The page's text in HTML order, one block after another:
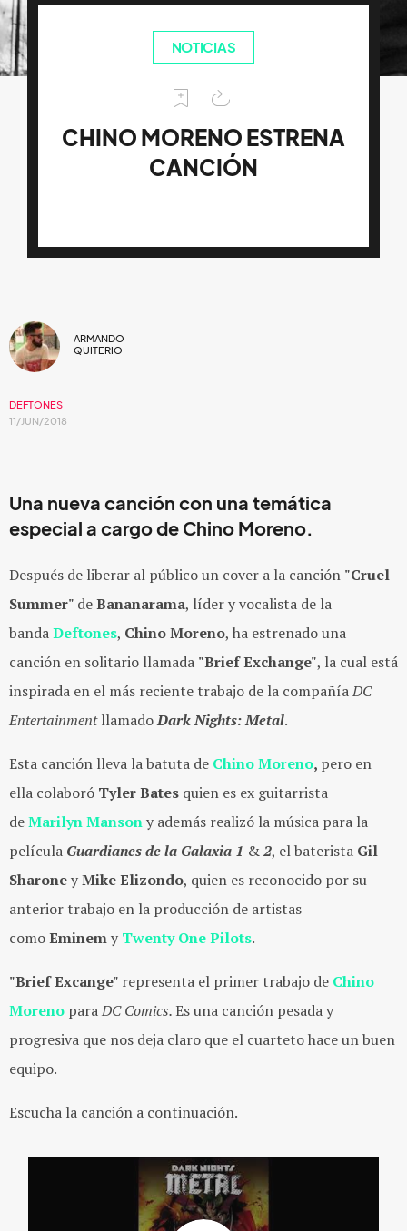
NOTICIAS
CHINO MORENO ESTRENA
CANCIÓN
ARMANDO
QUITERIO
DEFTONES
11/JUN/2018
Una nueva canción con una temática
especial a cargo de Chino Moreno.
Después de liberar al público un cover a la canción "Cruel
Summer" deBananarama, líder y vocalista de la
bandaDeftones, Chino Moreno, ha estrenado una
canción en solitario llamada "Brief Exchange", la cual está
inspirada en el más reciente trabajo de la compañíaDC
EntertainmentllamadoDark Nights: Metal.
Esta canción lleva la batuta de Chino Moreno, pero en
ella colaboró Tyler Bates quien es ex guitarrista
deMarilyn Mansony además realizó la música para la
película Guardianes de la Galaxia 1 &2, el baterista Gil
SharoneyMike Elizondo, quien es reconocido por su
anterior trabajo en la producción de artistas
comoEminemy Twenty One Pilots.
"Brief Excange" representa el primer trabajo de Chino
Moreno paraDC Comics.Es una canción pesada y
progresiva que nos deja claro que el cuarteto hace un buen
equipo.
Escucha la canción a continuación.